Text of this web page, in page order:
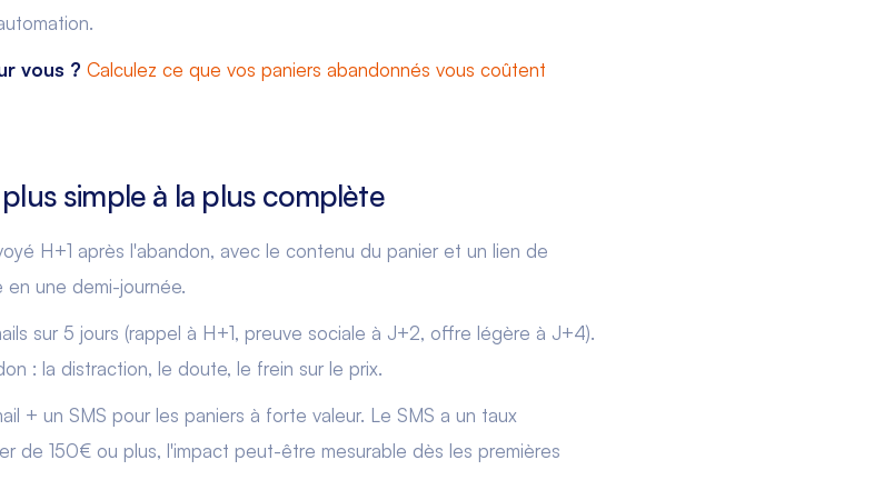
vous ? Calculez ce que vos paniers abandonnés vous coûtent
simple à la plus complète
H+1 après l'abandon, avec le contenu du panier et un lien de
en une demi-journée.
sur 5 jours (rappel à H+1, preuve sociale à J+2, offre légère à J+4).
: la distraction, le doute, le frein sur le prix.
+ un SMS pour les paniers à forte valeur. Le SMS a un taux
de 150€ ou plus, l'impact peut-être mesurable dès les premières